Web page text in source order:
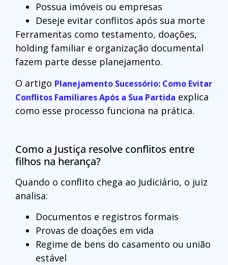
Possua imóveis ou empresas
Deseje evitar conflitos após sua morte
Ferramentas como testamento, doações,
holding familiar e organização documental
fazem parte desse planejamento.
O artigo Planejamento Sucessório: Como Evitar
Conflitos Familiares Após a Sua Partida explica
como esse processo funciona na prática.
Como a Justiça resolve conflitos entre
filhos na herança?
Quando o conflito chega ao Judiciário, o juiz
analisa:
Documentos e registros formais
Provas de doações em vida
Regime de bens do casamento ou união
estável